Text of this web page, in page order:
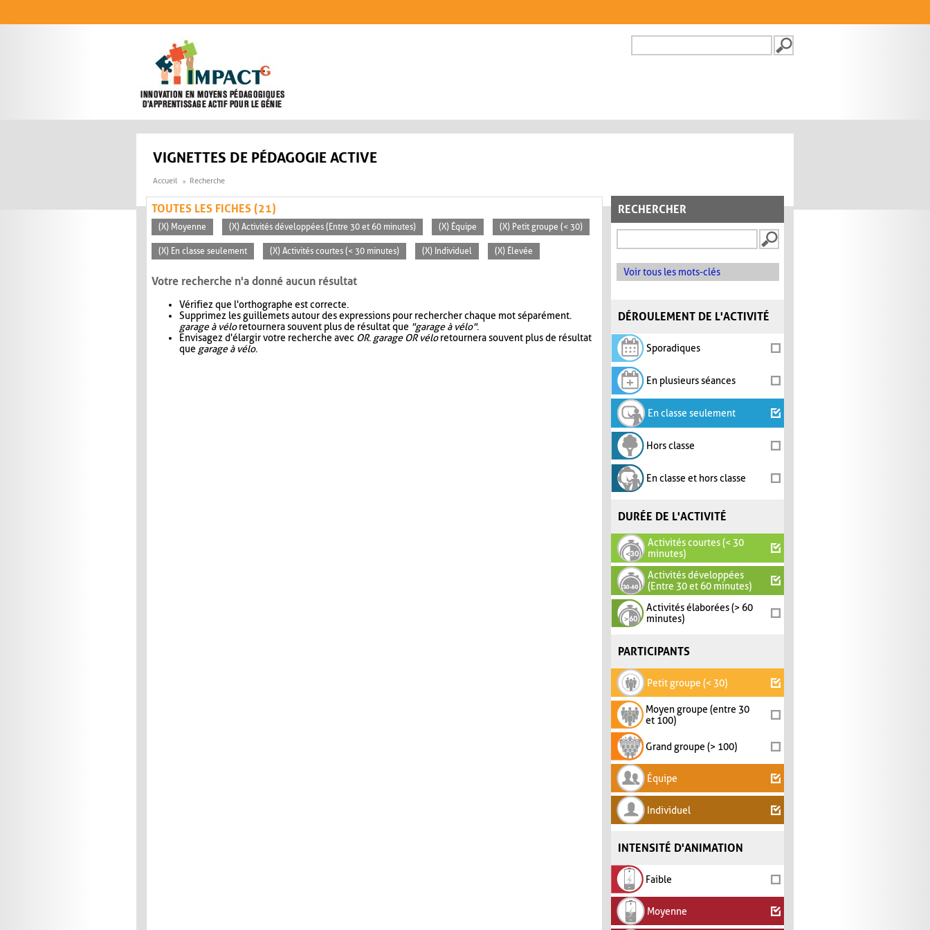
FORMULAIRE DE
VIGNETTES DE PÉDAGOGIE ACTIVE
Accueil Recherche
RECHERCHER
Voir tous les mots-clés
DÉROULEMENT DE L'ACTIVITÉ
Sporadiques
En plusieurs séances
En classe seulement
Hors classe
En classe et hors classe
DURÉE DE L'ACTIVITÉ
Activités courtes (< 30
minutes)
Activités développées
(Entre 30 et 60 minutes)
Activités élaborées (> 60
minutes)
PARTICIPANTS
Petit groupe (< 30)
Moyen groupe (entre 30
et 100)
Grand groupe (> 100)
Équipe
Individuel
INTENSITÉ D'ANIMATION
Faible
Moyenne
TOUTES LES FICHES (21)
(X) Moyenne (X) Activités développées (Entre 30 et 60 minutes) (X) Équipe (X) Petit groupe (< 30)
(X) En classe seulement (X) Activités courtes (< 30 minutes) (X) Individuel (X) Élevée
Votre recherche n'a donné aucun résultat
Vérifiez que l'orthographe est correcte.
Supprimez les guillemets autour des expressions pour rechercher chaque mot séparément.
garage à véloretournera souvent plus de résultat que "garage à vélo".
Envisagez d'élargir votre recherche avec OR. garage OR véloretournera souvent plus de résultat
que garage à vélo.